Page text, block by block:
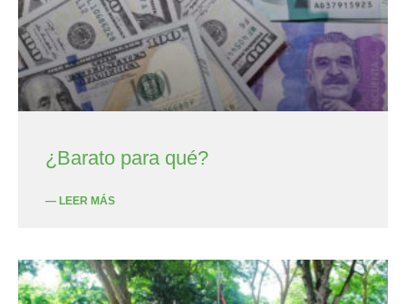
¿Barato para qué?
— LEER MÁS